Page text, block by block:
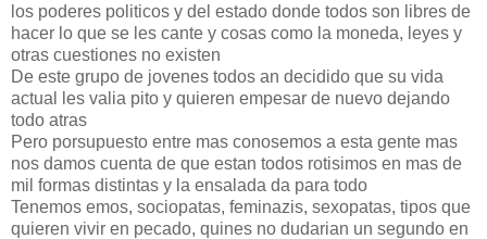
los poderes politicos y del estado donde todos son libres de
hacer lo que se les cante y cosas como la moneda, leyes y
otras cuestiones no existen
De este grupo de jovenes todos an decidido que su vida
actual les valia pito y quieren empesar de nuevo dejando
todo atras
Pero porsupuesto entre mas conosemos a esta gente mas
nos damos cuenta de que estan todos rotisimos en mas de
mil formas distintas y la ensalada da para todo
Tenemos emos, sociopatas, feminazis, sexopatas, tipos que
quieren vivir en pecado, quines no dudarian un segundo en